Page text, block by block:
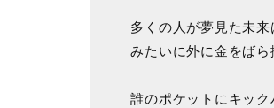
多くの人が夢見た未
みたいに外に金をば
誰のポケットにキッ